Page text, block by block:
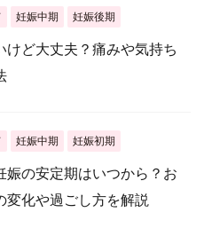
妊娠中期 妊娠後期
けど大丈夫？痛みや気持ち
妊娠中期 妊娠初期
娠の安定期はいつから？お
変化や過ごし方を解説